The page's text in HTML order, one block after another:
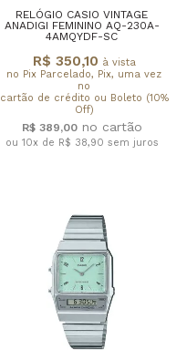
RELÓGIO CASIO VINTAGE
ANADIGI FEMININO AQ-230A-
4AMQYDF-SC
R$ 350,10 à vista
no Pix Parcelado, Pix, uma vez
no
cartão de crédito ou Boleto (10%
Off)
R$ 389,00
ou 10x de R$ 38,90 sem juros